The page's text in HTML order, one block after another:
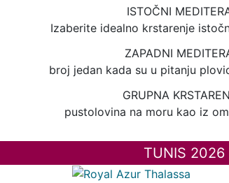
ISTOČNI
Izaberite idealno krstarenje
ZAPADNI
broj jedan kada su u pitanju
GRUPNA
pustolovina na moru kao iz
TUNIS 2026